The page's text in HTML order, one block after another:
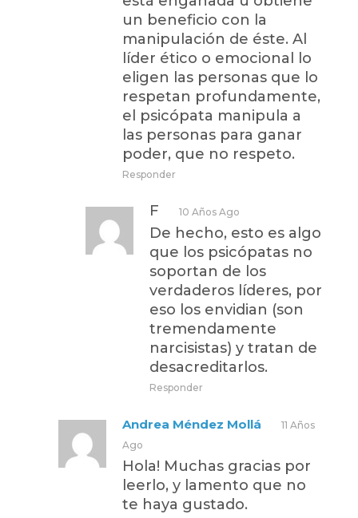
un beneficio con la
manipulación de éste. Al
líder ético o emocional lo
eligen las personas que lo
respetan profundamente,
el psicópata manipula a
las personas para ganar
poder, que no respeto.
Responder
F 10 Años Ago
De hecho, esto es algo
que los psicópatas no
soportan de los
verdaderos líderes, por
eso los envidian (son
tremendamente
narcisistas) y tratan de
desacreditarlos.
Responder
Andrea Méndez Mollá
11 Años
Ago
Hola! Muchas gracias por
leerlo, y lamento que no
te haya gustado.